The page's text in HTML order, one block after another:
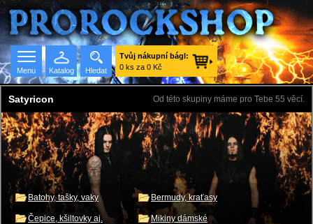
Hledat
Seznam skupin
Menu
Tvůj nákupní bágl:
0 ks za 0 Kč
Od této skupiny máme pro Tebe 55 věcí.
Satyricon
Batohy, tašky, vaky Bermudy, kraťasy
Čepice, kšiltovky aj. Mikiny dámské
Katalog